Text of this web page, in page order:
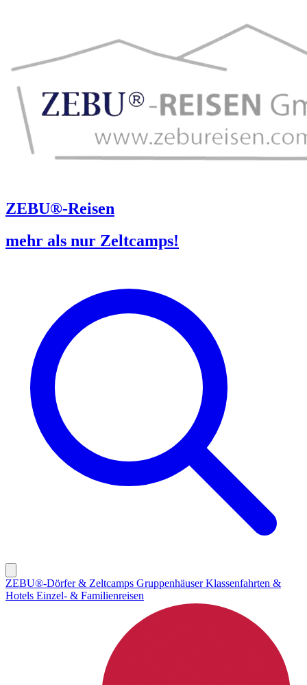
ZEBU®-Reisen
mehr als nur Zeltcamps!
ZEBU®-Dörfer & Zeltcamps GruppenhäuserKlassenfahrten &
Hotels Einzel- & Familienreisen